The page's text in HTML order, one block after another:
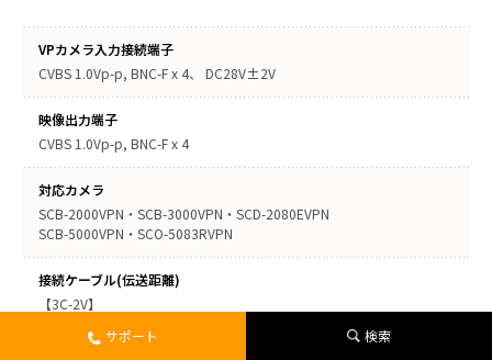
VPカメラ入力接続端子
CVBS 1.0Vp-p, BNC-F x 4、 DC28V±2V
映像出力端子
CVBS 1.0Vp-p, BNC-F x 4
対応カメラ
SCB-2000VPN・SCB-3000VPN・SCD-2080EVPN
SCB-5000VPN・SCO-5083RVPN
接続ケーブル(伝送距離)
【3C-2V】
SCO-5083RVPN 最大150m
サポート 検索